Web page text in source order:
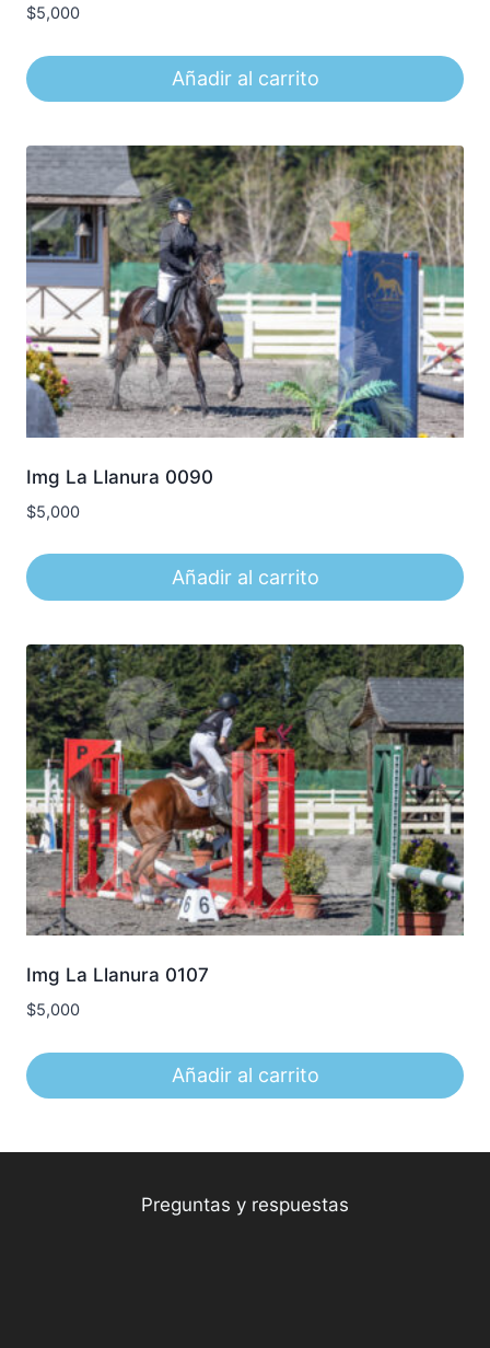
$5,000
Añadir al carrito
Img La Llanura 0090
$5,000
Añadir al carrito
Img La Llanura 0107
$5,000
Añadir al carrito
Preguntas y respuestas